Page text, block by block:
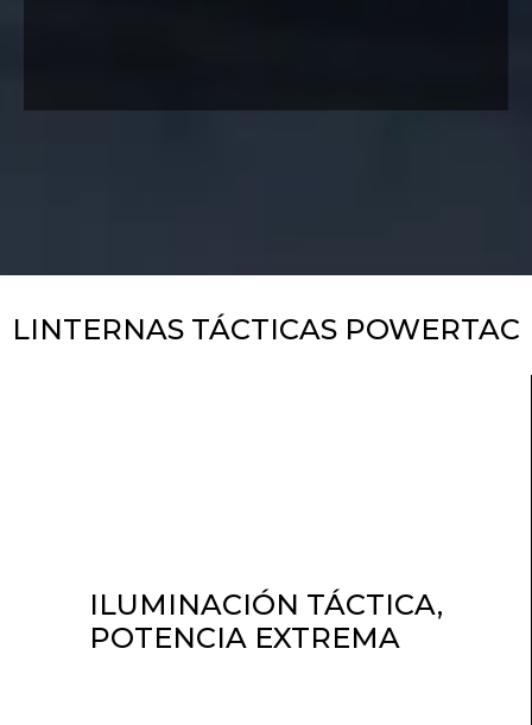
LINTERNAS TÁCTICAS POWERTAC
ILUMINACIÓN TÁCTICA,
POTENCIA EXTREMA